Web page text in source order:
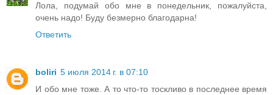
Лола, подумай обо мне в понедельник, пожалуйста,
очень надо! Буду безмерно благодарна!
Ответить
boliri 5 июля 2014 г. в 07:10
И обо мне тоже. А то что-то тоскливо в последнее время